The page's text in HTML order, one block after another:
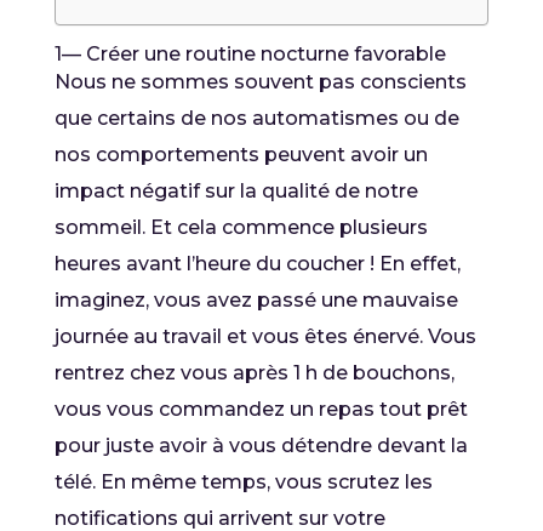
1— Créer une routine nocturne favorable
Nous ne sommes souvent pas conscients
que certains de nos automatismes ou de
nos comportements peuvent avoir un
impact négatif sur la qualité de notre
sommeil. Et cela commence plusieurs
heures avant l’heure du coucher ! En effet,
imaginez, vous avez passé une mauvaise
journée au travail et vous êtes énervé. Vous
rentrez chez vous après 1 h de bouchons,
vous vous commandez un repas tout prêt
pour juste avoir à vous détendre devant la
télé. En même temps, vous scrutez les
notifications qui arrivent sur votre